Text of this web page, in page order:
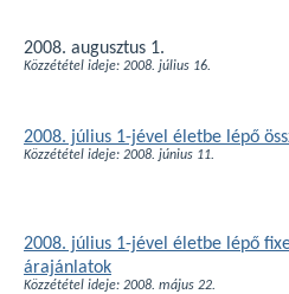
2008. augusztus 1.
Közzététel ideje: 2008. július 16.
2008. július 1-jével életbe lépő
Közzététel ideje: 2008. június 11.
2008. július 1-jével életbe lépő
árajánlatok
Közzététel ideje: 2008. május 22.